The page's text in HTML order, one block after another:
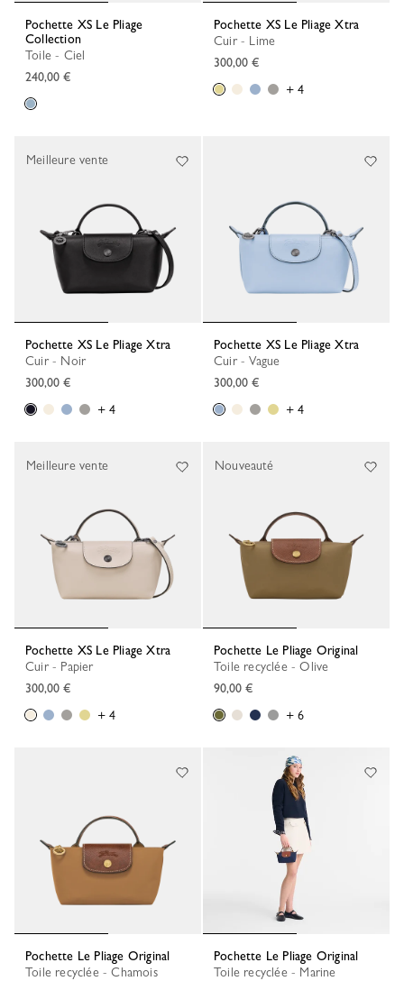
Pochette XS Le Pliage
Collection
Toile - Ciel
240,00 €
Pochette XS Le Pliage Xtra
Cuir - Lime
300,00 €
+ 4
Pochette XS Le Pliage Xtra
Cuir - Noir
300,00 €
+ 4
Meilleure vente
Pochette XS Le Pliage Xtra
Cuir - Vague
300,00 €
+ 4
Pochette XS Le Pliage Xtra
Cuir - Papier
300,00 €
+ 4
Meilleure vente
Pochette Le Pliage Original
Toile recyclée - Olive
90,00 €
+ 6
Nouveauté
Pochette Le Pliage Original
Toile recyclée - Chamois
Pochette Le Pliage Original
Toile recyclée - Marine